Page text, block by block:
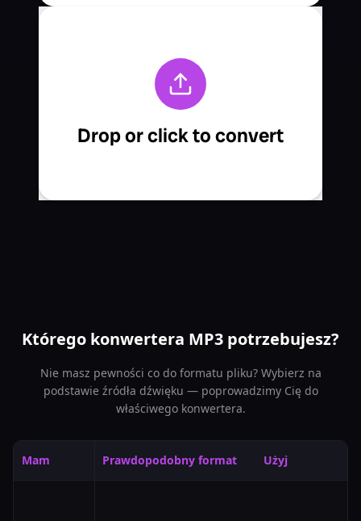
Którego konwertera MP3 potrzebujesz?
Nie masz pewności co do formatu pliku? Wybierz na
podstawie źródła dźwięku — poprowadzimy Cię do
właściwego konwertera.
Mam Prawdopodobny format Użyj